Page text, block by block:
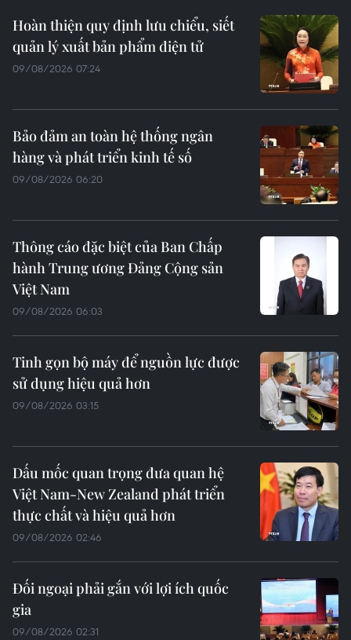
Hoàn thiện quy định lưu chiểu, siết
quản lý xuất bản phẩm điện tử
09/08/2026 07:24
Bảo đảm an toàn hệ thống ngân
hàng và phát triển kinh tế số
09/08/2026 06:20
Thông cáo đặc biệt của Ban Chấp
hành Trung ương Đảng Cộng sản
Việt Nam
09/08/2026 06:03
Tinh gọn bộ máy để nguồn lực được
sử dụng hiệu quả hơn
09/08/2026 03:15
Dấu mốc quan trọng đưa quan hệ
Việt Nam-New Zealand phát triển
thực chất và hiệu quả hơn
09/08/2026 02:46
Đối ngoại phải gắn với lợi ích quốc
gia
09/08/2026 02:31